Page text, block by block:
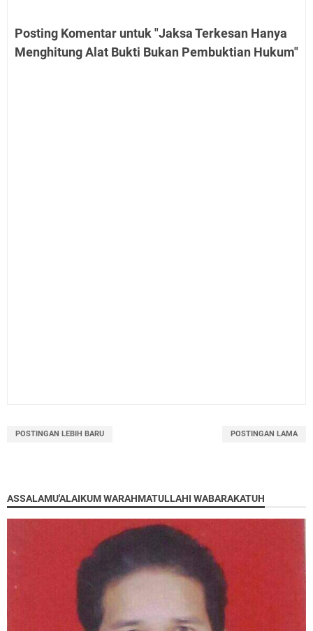
Posting Komentar untuk "Jaksa Terkesan Hanya
Menghitung Alat Bukti Bukan Pembuktian Hukum"
POSTINGAN LEBIH BARU POSTINGAN LAMA
ASSALAMU'ALAIKUM WARAHMATULLAHI WABARAKATUH